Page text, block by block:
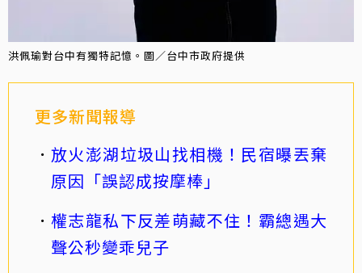
洪佩瑜對台中有獨特記憶。圖／台中市政府提供
更多新聞報導
放火澎湖垃圾山找相機！民宿曝丟棄
原因「誤認成按摩棒」
權志龍私下反差萌藏不住！霸總遇大
聲公秒變乖兒子